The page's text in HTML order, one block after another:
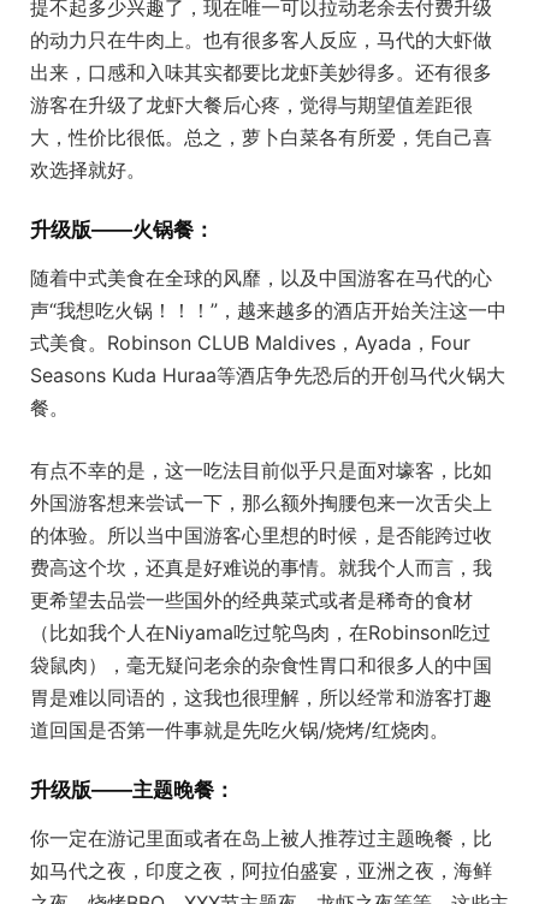
提不起多少兴趣了，现在唯一可以拉动老余去付费升级
的动力只在牛肉上。也有很多客人反应，马代的大虾做
出来，口感和入味其实都要比龙虾美妙得多。还有很多
游客在升级了龙虾大餐后心疼，觉得与期望值差距很
大，性价比很低。总之，萝卜白菜各有所爱，凭自己喜
欢选择就好。
升级版——火锅餐：
随着中式美食在全球的风靡，以及中国游客在马代的心
声“我想吃火锅！！！”，越来越多的酒店开始关注这一中
式美食。Robinson CLUB Maldives，Ayada，Four
Seasons Kuda Huraa等酒店争先恐后的开创马代火锅大
餐。
有点不幸的是，这一吃法目前似乎只是面对壕客，比如
外国游客想来尝试一下，那么额外掏腰包来一次舌尖上
的体验。所以当中国游客心里想的时候，是否能跨过收
费高这个坎，还真是好难说的事情。就我个人而言，我
更希望去品尝一些国外的经典菜式或者是稀奇的食材
（比如我个人在Niyama吃过鸵鸟肉，在Robinson吃过
袋鼠肉），毫无疑问老余的杂食性胃口和很多人的中国
胃是难以同语的，这我也很理解，所以经常和游客打趣
道回国是否第一件事就是先吃火锅/烧烤/红烧肉。
升级版——主题晚餐：
你一定在游记里面或者在岛上被人推荐过主题晚餐，比
如马代之夜，印度之夜，阿拉伯盛宴，亚洲之夜，海鲜